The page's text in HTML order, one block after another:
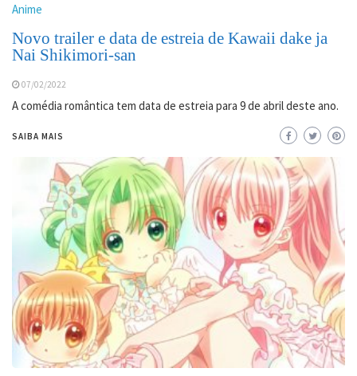
Anime
Novo trailer e data de estreia de Kawaii dake ja
Nai Shikimori-san
07/02/2022
A comédia romântica tem data de estreia para 9 de abril deste ano.
SAIBA MAIS